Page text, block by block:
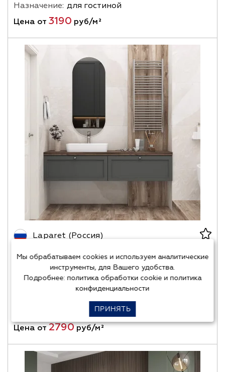
Назначение: для гостиной
Цена от 3190 руб/м²
Laparet (Россия)
FORENZA BIANCO
керамогранит
для ванной
Цена от2790руб/м²
Мы обрабатываем cookies и используем аналитические
инструменты, для Вашего удобства.
Подробнее: политика обработки cookieи политика
конфиденциальности
ПРИНЯТЬ